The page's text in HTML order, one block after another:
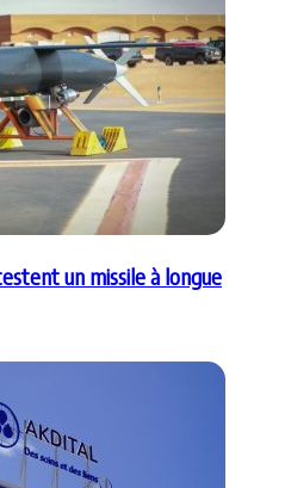
un missile à longue